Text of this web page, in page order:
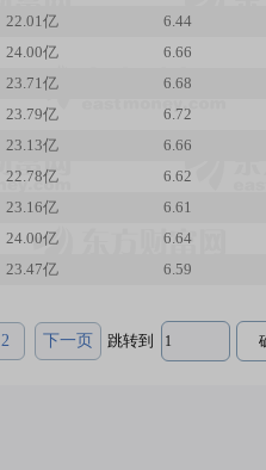
22.01亿 6.44
24.00亿 6.66
23.71亿 6.68
23.79亿 6.72
23.13亿 6.66
22.78亿 6.62
23.16亿 6.61
24.00亿 6.64
23.47亿 6.59
2 下一页 跳转到